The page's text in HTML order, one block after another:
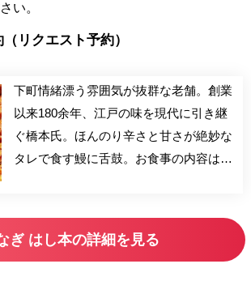
い。
リクエスト予約）
下町情緒漂う雰囲気が抜群な老舗。創業
以来180余年、江戸の味を現代に引き継
ぐ橋本氏。ほんのり辛さと甘さが絶妙な
タレで食す鰻に舌鼓。お食事の内容は当
ぎ はし本の詳細を見る